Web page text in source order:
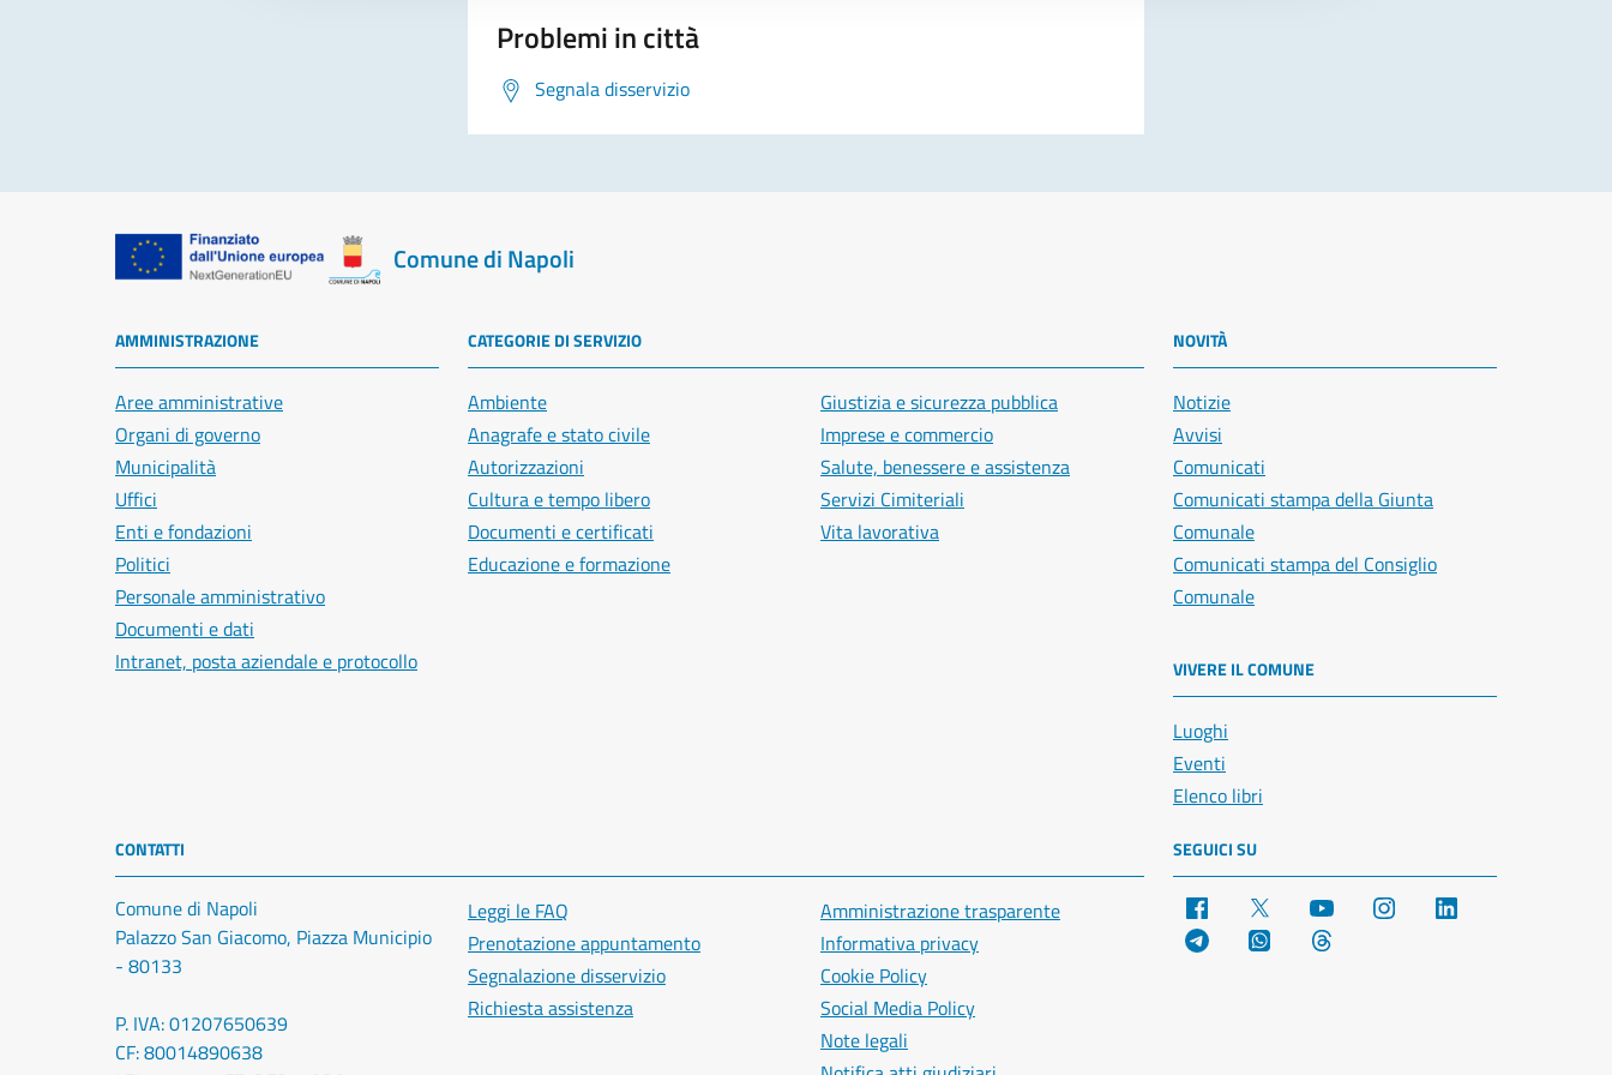
Problemi in città
Segnala disservizio
Comune di Napoli
AMMINISTRAZIONE
Aree amministrative
Organi di governo
Municipalità
Uffici
Enti e fondazioni
Politici
Personale amministrativo
Documenti e dati
Intranet, posta aziendale e protocollo
CATEGORIE DI SERVIZIO
Ambiente
Anagrafe e stato civile
Autorizzazioni
Cultura e tempo libero
Documenti e certificati
Educazione e formazione
Giustizia e sicurezza pubblica
Imprese e commercio
Salute, benessere e assistenza
Servizi Cimiteriali
Vita lavorativa
NOVITÀ
Notizie
Avvisi
Comunicati
Comunicati stampa della Giunta
Comunale
Comunicati stampa del Consiglio
Comunale
VIVERE IL COMUNE
Luoghi
Eventi
Elenco libri
CONTATTI
Comune di Napoli
Palazzo San Giacomo, Piazza Municipio
- 80133
P. IVA: 01207650639
CF: 80014890638
Leggi le FAQ
Prenotazione appuntamento
Segnalazione disservizio
Richiesta assistenza
Amministrazione trasparente
Informativa privacy
Cookie Policy
Social Media Policy
Note legali
SEGUICI SU
Facebook YouTube Instagram
Telegram WhatsApp